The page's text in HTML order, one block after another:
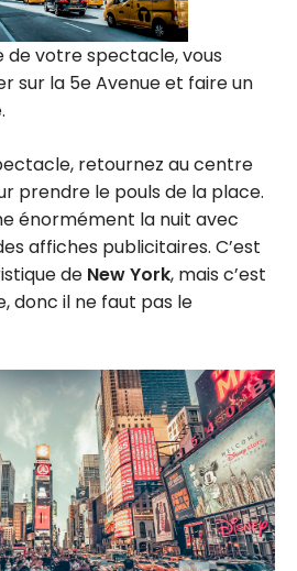
de votre spectacle, vous
sur la 5e Avenue et faire un
retournez au centre
prendre le pouls de la place.
énormément la nuit avec
affiches publicitaires. C’est
de New York, mais c’est
donc il ne faut pas le